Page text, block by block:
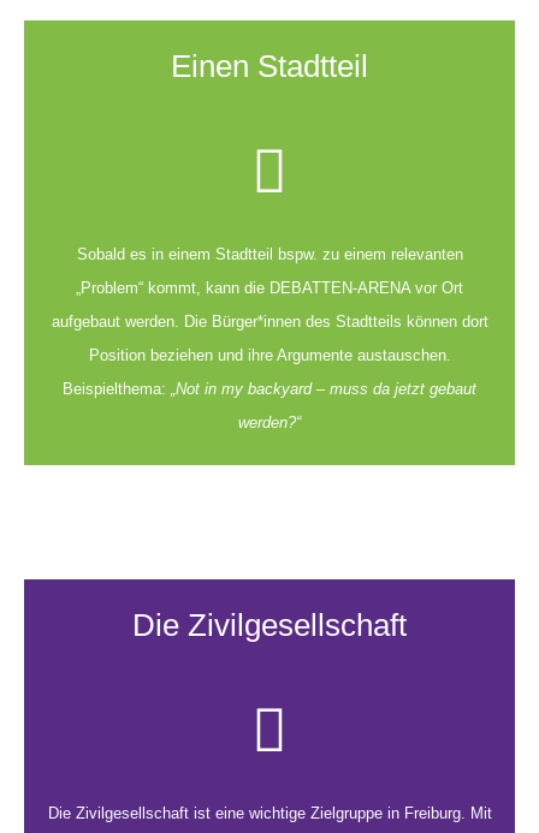
Einen Stadtteil
Sobald es in einem Stadtteil bspw. zu einem relevanten
„Problem“ kommt, kann die DEBATTEN-ARENA vor Ort
aufgebaut werden. Die Bürger*innen des Stadtteils können dort
Position beziehen und ihre Argumente austauschen.
Beispielthema: „Not in my backyard – muss da jetzt gebaut
werden?“
Die Zivilgesellschaft
Die Zivilgesellschaft ist eine wichtige Zielgruppe in Freiburg. Mit